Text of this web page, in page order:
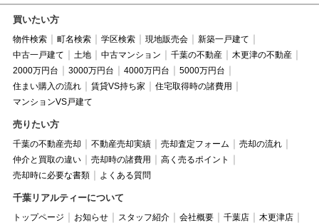
買いたい方
物件検索 町名検索 学区検索 現地販売会
新築一戸建て
中古一戸建て
土地 中古マンション 千葉の不動産
木更津の不動産
2000万円台
3000万円台 4000万円台
5000万円台
住まい購入の流れ
賃貸VS持ち家
住宅取得時の諸費用
マンションVS戸建て
売りたい方
千葉の不動産売却 不動産売却実績 売却査定フォーム
売却の流れ
仲介と買取の違い
売却時の諸費用
高く売るポイント
売却時に必要な書類
よくある質問
千葉リアルティーについて
トップページ お知らせ スタッフ紹介 会社概要 千葉店
木更津店